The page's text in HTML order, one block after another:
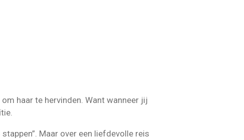
haar te hervinden. Want wanneer jij
Maar over een liefdevolle reis